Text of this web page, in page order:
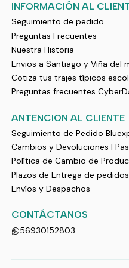
INFORMACIÓN AL
Seguimiento de pedido
Preguntas Frecuentes
Nuestra Historia
Envios a Santiago y Viña del
Cotiza tus trajes típicos
Preguntas frecuentes
ANTENCION AL CLIENTE
Seguimiento de Pedido
Cambios y Devoluciones |
Política de Cambio de
Plazos de Entrega de pedidos
Envíos y Despachos
CONTÁCTANOS
56930152803